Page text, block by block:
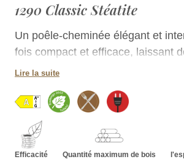
1290 Classic Stéatite
Un poêle-cheminée élégant et
fois compact et efficace, laissant
nombreuses…
Lire la suite
Efficacité
Quantité maximum de bois